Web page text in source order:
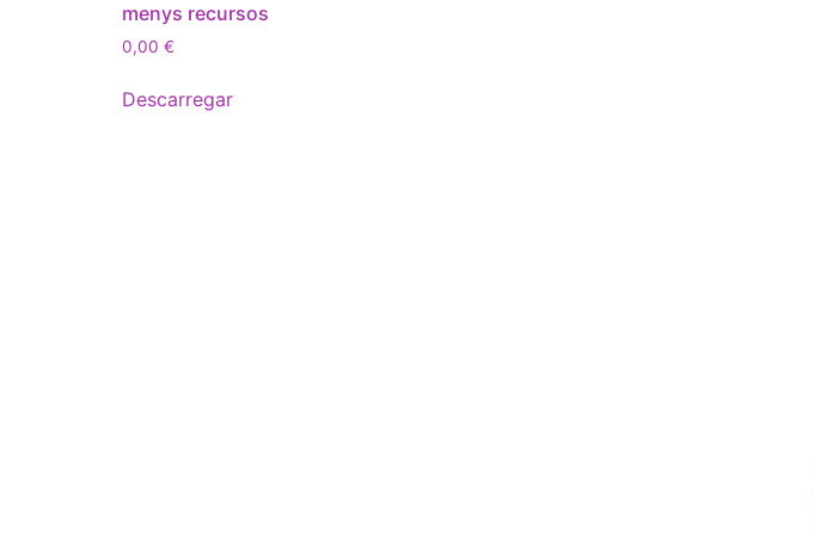
menys recursos
0,00 €
Descarregar